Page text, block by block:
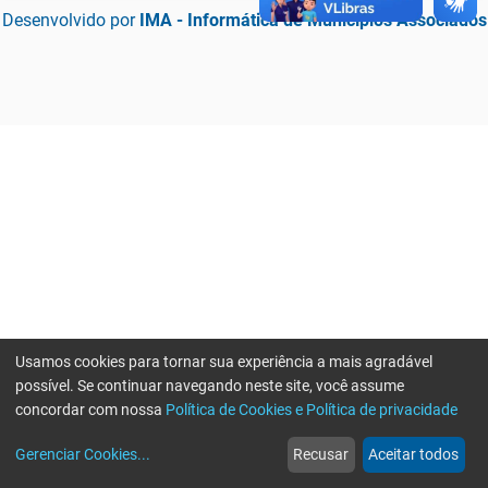
Desenvolvido por IMA - Informática de Municípios Associados
web
Notícias
more_horiz
Mais
Usamos cookies para tornar sua experiência a mais agradável
possível. Se continuar navegando neste site, você assume
concordar com nossa Política de Cookies e Política de privacidade
Gerenciar Cookies... Recusar Aceitar todos
Erro ao enviar informações, por favor tente novamente